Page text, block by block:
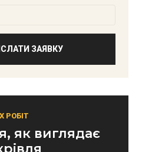
ЗАЯВКУ
РОБІТ
як виглядає